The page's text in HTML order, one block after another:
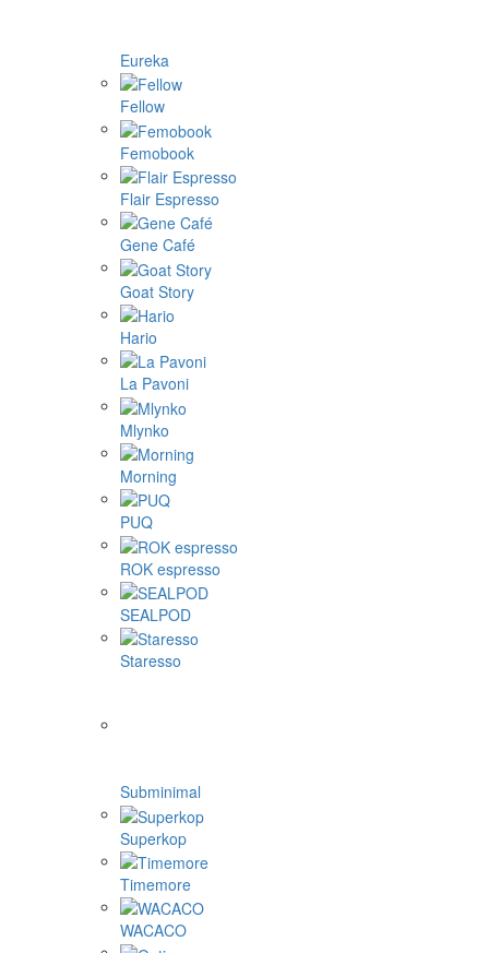
Eureka
Fellow
Femobook
Flair Espresso
Gene Café
Goat Story
Hario
La Pavoni
Mlynko
Morning
PUQ
ROK espresso
SEALPOD
Staresso
Subminimal
Superkop
Timemore
WACACO